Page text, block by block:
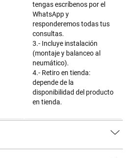
tengas escríbenos por el
WhatsApp y
responderemos todas tus
consultas.
3.- Incluye instalación
(montaje y balanceo al
neumático).
4.- Retiro en tienda:
depende de la
disponibilidad del producto
en tienda.